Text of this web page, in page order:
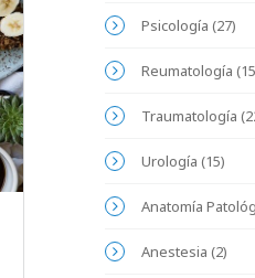
Psicología (27)
Reumatología
Traumatología
Urología (15)
Anatomía
Anestesia (2)